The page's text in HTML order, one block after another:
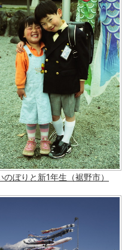
のぼりと新1年生（裾野市）